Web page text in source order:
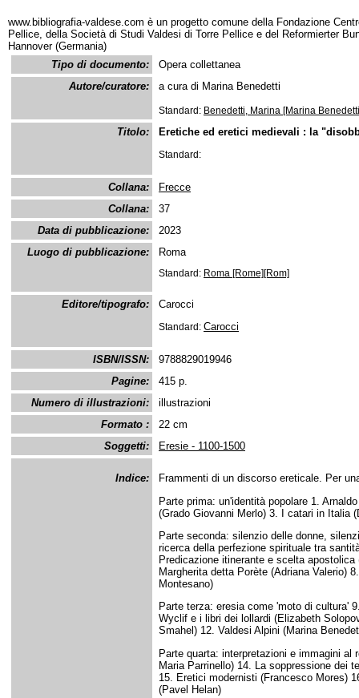
www.bibliografia-valdese.com è un progetto comune della Fondazione
Pellice, della Società di Studi Valdesi di Torre Pellice e del Reformierter
Hannover (Germania)
Tipo di documento:
Opera collettanea
Autore/curatore:
a cura di Marina Benedetti
Standard: Benedetti, Marina [Marina
Titolo: Eretiche ed eretici medievali : la
Standard:
Collana:
Frecce
Collana:
37
Data di pubblicazione:
2023
Luogo di pubblicazione:
Roma
Standard: Roma [Rome][Rom]
Editore/tipografo: Carocci
Standard: Carocci
ISBN/ISSN:
9788829019946
Pagine:
415 p.
Numero di illustrazioni:
illustrazioni
Formato :
22 cm
Soggetti:
Eresie - 1100-1500
Indice:
Frammenti di un discorso ereticale. Per
Parte prima: un'identità popolare 1.
(Grado Giovanni Merlo) 3. I catari in Italia
Parte seconda: silenzio delle donne,
ricerca della perfezione spirituale tra
Predicazione itinerante e scelta
Margherita detta Porète (Adriana Valerio)
Montesano)
Parte terza: eresia come 'moto di cultura'
Wyclif e i libri dei lollardi (Elizabeth
Smahel) 12. Valdesi Alpini (Marina
Parte quarta: interpretazioni e immagini al
Maria Parrinello) 14. La soppressione dei
15. Eretici modernisti (Francesco Mores)
(Pavel Helan)